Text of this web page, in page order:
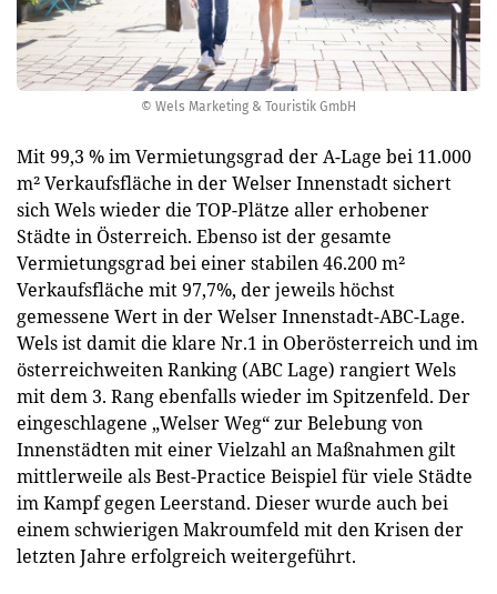
© Wels Marketing & Touristik GmbH
Mit 99,3 % im Vermietungsgrad der A-Lage bei 11.000
m² Verkaufsfläche in der Welser Innenstadt sichert
sich Wels wieder die TOP-Plätze aller erhobener
Städte in Österreich. Ebenso ist der gesamte
Vermietungsgrad bei einer stabilen 46.200 m²
Verkaufsfläche mit 97,7%, der jeweils höchst
gemessene Wert in der Welser Innenstadt-ABC-Lage.
Wels ist damit die klare Nr.1 in Oberösterreich und im
österreichweiten Ranking (ABC Lage) rangiert Wels
mit dem 3. Rang ebenfalls wieder im Spitzenfeld. Der
eingeschlagene „Welser Weg“ zur Belebung von
Innenstädten mit einer Vielzahl an Maßnahmen gilt
mittlerweile als Best-Practice Beispiel für viele Städte
im Kampf gegen Leerstand. Dieser wurde auch bei
einem schwierigen Makroumfeld mit den Krisen der
letzten Jahre erfolgreich weitergeführt.